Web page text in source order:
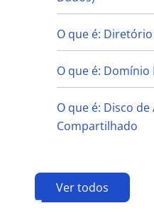
O que é:
O que é:
O que é: Disco
Compartilhado
Ver todos
E